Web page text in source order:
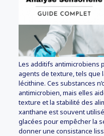
Les additifs antimicrobiens
agents de texture, tels que
lécithine. Ces substances
antimicrobien, mais elles
texture et la stabilité des
xanthane est souvent
glacées pour empêcher la
donner une consistance